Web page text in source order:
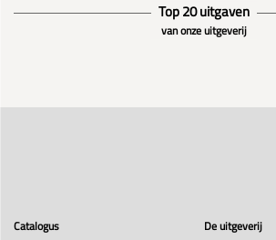
Top 20 uitgaven
van onze uitgeverij
Catalogus
De uitgeverij